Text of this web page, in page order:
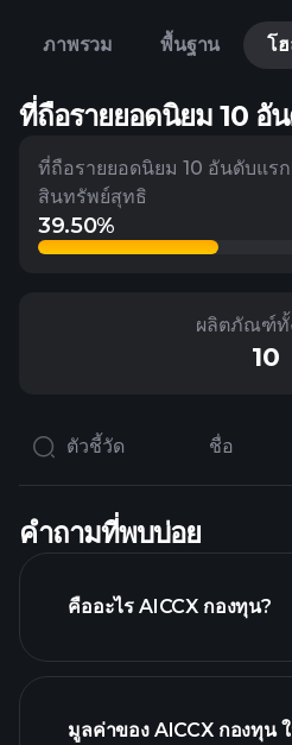
ภาพรวม พื้นฐาน โ
ที่ถือรายยอดนิยม 10 อั
ที่ถือรายยอดนิยม 10 อันดับแรก
สินทรัพย์สุทธิ
39.50%
ผลิตภัณฑ์ทั้
10
ตัวชี้วัด ชื่อ
คำถามที่พบบ่อย
คืออะไร AICCX กองทุน?
มูลค่าของ AICCX กองทุน